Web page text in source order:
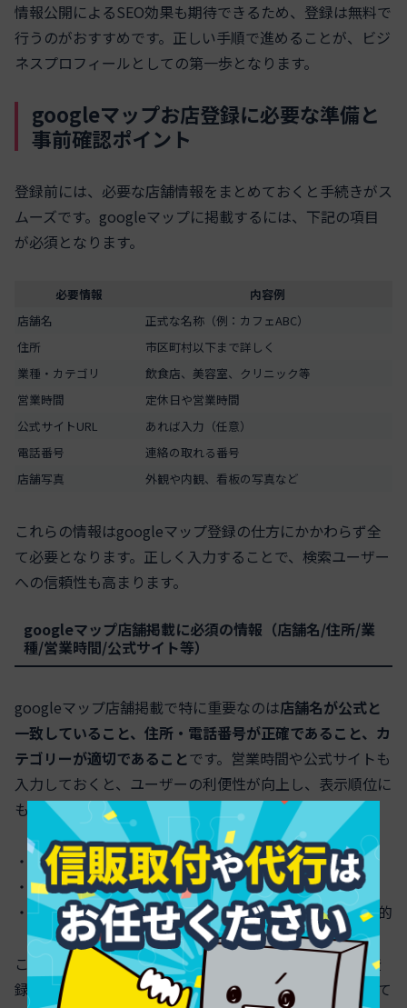
情報公開によるSEO効果も期待できるため、登録は無料で
行うのがおすすめです。正しい手順で進めることが、ビジ
ネスプロフィールとしての第一歩となります。
googleマップお店登録に必要な準備と
事前確認ポイント
登録前には、必要な店舗情報をまとめておくと手続きがス
ムーズです。googleマップに掲載するには、下記の項目
が必須となります。
必要情報
内容例
店舗名
正式な名称（例：カフェABC）
住所
市区町村以下まで詳しく
業種・カテゴリ
飲食店、美容室、クリニック等
営業時間
定休日や営業時間
公式サイトURL
あれば入力（任意）
電話番号
連絡の取れる番号
店舗写真
外観や内観、看板の写真など
これらの情報はgoogleマップ登録の仕方にかかわらず全
て必要となります。正しく入力することで、検索ユーザー
への信頼性も高まります。
googleマップ店舗掲載に必須の情報（店舗名/住所/業
種/営業時間/公式サイト等）
googleマップ店舗掲載で特に重要なのは店舗名が公式と
一致していること、住所・電話番号が正確であること、カ
テゴリーが適切であることです。営業時間や公式サイトも
入力しておくと、ユーザーの利便性が向上し、表示順位に
も良い影響をもたらします。
・店舗名は略称や装飾を避け、正式名称を使用
・営業時間や定休日も正確に登録
・店舗写真は清潔で見やすいものを複数用意すると効果的
これらの情報の統一性はgoogleビジネスプロフィール登
録後の管理でも必要なので、あらかじめきちんと確認して